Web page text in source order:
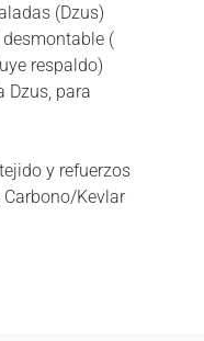
(Dzus)
(
respaldo)
Dzus, para
y refuerzos
Kevlar